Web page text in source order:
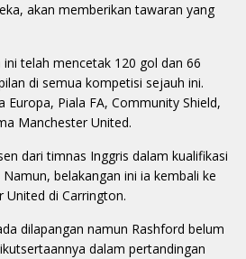
akan memberikan tawaran yang
telah mencetak 120 gol dan 66
di semua kompetisi sejauh ini.
Europa, Piala FA, Community Shield,
Manchester United.
dari timnas Inggris dalam kualifikasi
belakangan ini ia kembali ke
di Carrington.
dilapangan namun Rashford belum
dalam pertandingan